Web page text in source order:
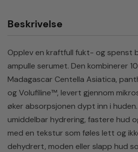
Beskrivelse
Opplev en kraftfull fukt- og spenst
ampulle serumet. Den kombinerer
Madagascar Centella Asiatica,
og Volufiline™, levert gjennom
øker absorpsjonen dypt inn i
umiddelbar hydrering, fastere hud
med en tekstur som føles lett og
dehydrert, moden eller slapp hud